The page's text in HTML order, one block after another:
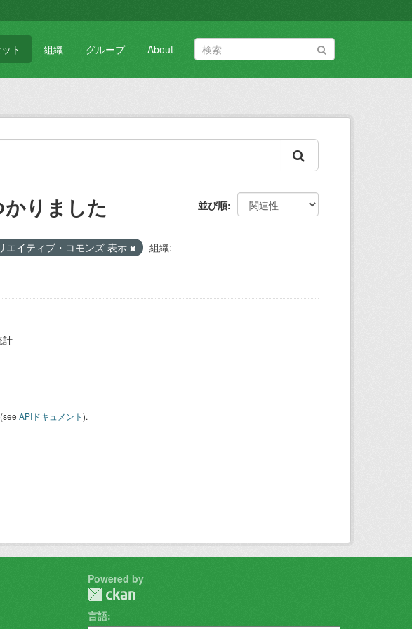
ト 組織 グループ About
並び順
りました
エイティブ・コモンズ 表示
組織:
計
(see APIドキュメント).
Powered by
言語